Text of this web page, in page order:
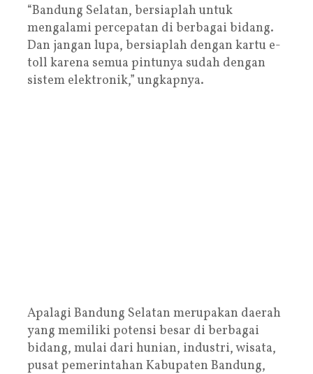
“Bandung Selatan, bersiaplah untuk
mengalami percepatan di berbagai bidang.
Dan jangan lupa, bersiaplah dengan kartu e-
toll karena semua pintunya sudah dengan
sistem elektronik,” ungkapnya.
Apalagi Bandung Selatan merupakan daerah
yang memiliki potensi besar di berbagai
bidang, mulai dari hunian, industri, wisata,
pusat pemerintahan Kabupaten Bandung,